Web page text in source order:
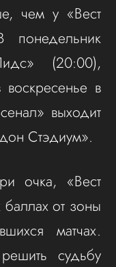
чем у «Вест
(20:00),
в
выходит
Стэдиум».
очка, «Вест
баллах от зоны
матчах.
судьбу